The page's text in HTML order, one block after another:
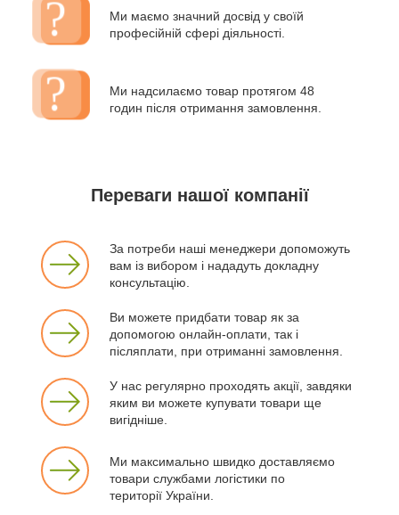
Ми маємо значний досвід у своїй
професійній сфері діяльності.
Ми надсилаємо товар протягом 48
годин після отримання замовлення.
Переваги нашої компанії
За потреби наші менеджери допоможуть
вам із вибором і нададуть докладну
консультацію.
Ви можете придбати товар як за
допомогою онлайн-оплати, так і
післяплати, при отриманні замовлення.
У нас регулярно проходять акції, завдяки
яким ви можете купувати товари ще
вигідніше.
Ми максимально швидко доставляємо
товари службами логістики по
території України.